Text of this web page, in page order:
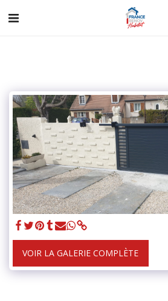
VOIR LA GALERIE COMPLÈTE